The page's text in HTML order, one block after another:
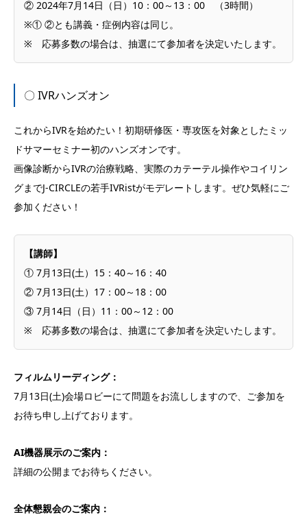
② 2024年7月14日（日）10：00～13：00 （3時間）
※① ②とも講義・症例内容は同じ。
※ 応募多数の場合は、抽選にて参加者を決定いたします。
〇 IVRハンズオン
これからIVRを始めたい！初期研修医・専攻医を対象としたミッ
ドサマーセミナー初のハンズオンです。
画像診断からIVRの治療戦略、実際のカテーテル操作やコイリン
グまでJ-CIRCLEの若手IVRistがモデレートします。ぜひ気軽にご
参加ください！
【講師】
① 7月13日(土）15：40～16：40
② 7月13日(土）17：00～18：00
③ 7月14日（日）11：00～12：00
※ 応募多数の場合は、抽選にて参加者を決定いたします。
フィルムリーディング：
7月13日(土)会場ロビーにて問題をお流ししますので、ご参加を
お待ち申し上げております。
AI機器展示のご案内：
詳細の公開までお待ちください。
全体懇親会のご案内：